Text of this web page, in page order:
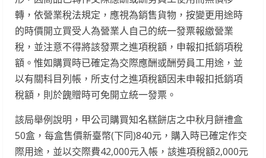
轉，依營業稅法規定，應視為銷售貨物，按變更用途時
的時價開立買受人為營業人自己的統一發票報繳營業
稅，並注意不得將該發票之進項稅額，申報扣抵銷項稅
額。惟如購買時已確定為交際應酬或酬勞員工用途，並
以有關科目列帳，所支付之進項稅額因未申報扣抵銷項
稅額，則於餽贈時可免開立統一發票。
該局舉例說明，甲公司購買知名糕餅店之中秋月餅禮盒
50盒，每盒售價新臺幣(下同)840元，購入時已確定作交
際用途，並以交際費42,000元入帳，該進項稅額2,000元